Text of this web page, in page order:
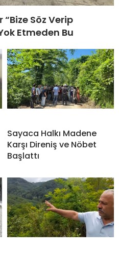
“Bize Söz Verip
Etmeden Bu
Sayaca Halkı Madene
Karşı Direniş ve Nöbet
Başlattı